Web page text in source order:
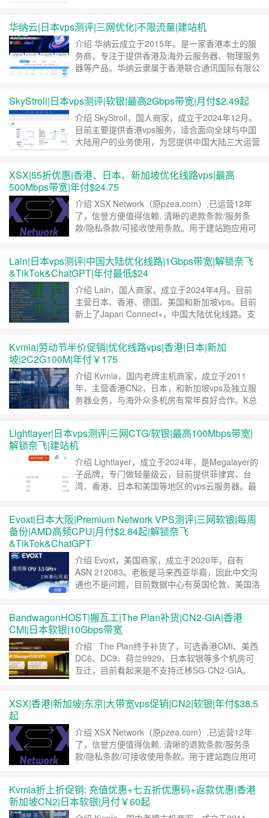
1：日本云机全场7折 Japan Cloud 30% OFF
1C/1G/50G S……继续阅读 »
华纳云|日本vps测评|三网优化|不限流量|建站机
介绍 华纳云成立于2015年。是一家香港本土的服
务商，专注于提供香港及海外云服务器、物理服务
器等产品。华纳云隶属于香港联合通讯国际有限公
惠，最低配置270元/年，低至22.5元/月。日本服
务器低至1080元/月（可选30M优化带宽或100M
国际带宽），性价比都很高，支持支付……继续阅
读 »
SkyStroll|日本vps测评|软银|最高2Gbps带宽|月付$2.49起
介绍 SkyStroll，国人商家，成立于2024年12月。
目前主要提供香港vps服务，适合面向全球与中国
大陆用户的业务使用，为您提供中国大陆三大运营
Polygon、TRC20）。我们来看下最近新上的日本
lite系列vps，流量为单向流量，支持24小时内退
款。 线路概况 上……继续阅读 »
XSX|55折优惠|香港、日本、新加坡优化线路vps|最高
500Mbps带宽|年付$24.75
介绍 XSX Network（原pzea.com）,已运营12年
了，信誉方便值得信赖, 清晰的退款条款/服务条
款/隐私条款/可接收使用条款。用于建站跑应用可
动，最低年付$24.75。 带宽: 香港150Mbps，新
加坡300Mbps、日本500Mbps。 线路: 新加……
继续阅读 »
Lain|日本vps测评|中国大陆优化线路|1Gbps带宽|解锁奈飞
&TikTok&ChatGPT|年付最低$24
介绍 Lain，国人商家，成立于2024年4月。目前
主营日本、香港、德国、美国和新加坡vps。目前
新上了Japan Connect+，中国大陆优化线路。支
IIJ+BBTEC+COGENT+GSL+NTT+EIE+JPIX+BBI
X，ipv4+ipv6，三网直连优化，流……
Kvmla|劳动节半价促销|优化线路vps|香港|日本|新加
坡|2C2G100M|年付￥175
介绍 Kvmla，国内老牌主机商家，成立于2011
年，主营香港CN2，日本，和新加坡vps及独立服
务器业务，与海外众多机房有常年良好合作。K总
线路vps，优惠后年付￥175起。 官网 直达官网
套餐详情 #虚拟服务器半价折扣优惠码WPK4B50
#每充值500送100余……继续阅读 »
Lightlayer|日本vps测评|三网CTG/软银|最高100Mbps带宽|
解锁奈飞|建站机
介绍 Lightlayer，成立于2024年，是Megalayer的
子品牌，专门做轻量级云，目前提供菲律宾、台
湾、香港、日本和美国等地区的vps云服务器。最
目前闪购结束，到本月底可用8折优惠码。 买
1C1G/50G SSD/30M Premium Network ……
续阅读 »
Evoxt|日本大阪|Premium Network VPS测评|三网软银|每周
备份|AMD高频CPU|月付$2.84起|解锁奈飞
&TikTok&ChatGPT
介绍 Evoxt，美国商家，成立于2020年，自有
ASN 212083。老板是马来西亚华裔，因此中文沟
通也不是问题，目前数据中心有英国伦敦、美国洛
密货币和支付宝付款。今天我们来看下他家的日本
大阪Premium Network VPS，三网走日本软银。
之前我们测试了……继续阅读 »
BandwagonHOST|搬瓦工|The Plan补货|CN2-GIA|香港
CMI|日本软银|10Gbps带宽
介绍 The Plan终于补货了，可选香港CMI、美西
DC6、DC9、荷兰9929、日本软银等多个机房可
互迁，目前看起来是不支持迁移SG-CN2-GIA。
vCPU 2G RAM 40G SSD 1TB@ 1Gbps 可选……
XSX|香港|新加坡|东京|大带宽vps促销|CN2|软银|年付$38.5
起
介绍 XSX Network（原pzea.com）,已运营12年
了，信誉方便值得信赖, 清晰的退款条款/服务条
款/隐私条款/可接收使用条款。用于建站跑应用可
为 电信走CN2 / 联通走cogent直连 / 移动走GSL
网络, 是目前最性价比的优化带宽方案(极力推荐)
Kvmla折上折促销: 充值优惠+七五折优惠码+返款优惠|香港
新加坡CN2|日本软银|月付￥60起